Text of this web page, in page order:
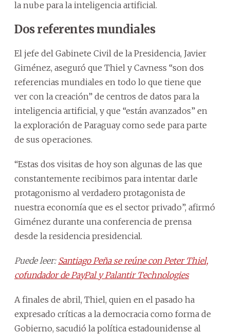
la nube para la inteligencia artificial.
Dos referentes mundiales
El jefe del Gabinete Civil de la Presidencia, Javier
Giménez, aseguró que Thiel y Cavness “son dos
referencias mundiales en todo lo que tiene que
ver con la creación” de centros de datos para la
inteligencia artificial, y que “están avanzados” en
la exploración de Paraguay como sede para parte
de sus operaciones.
“Estas dos visitas de hoy son algunas de las que
constantemente recibimos para intentar darle
protagonismo al verdadero protagonista de
nuestra economía que es el sector privado”, afirmó
Giménez durante una conferencia de prensa
desde la residencia presidencial.
Puede leer: Santiago Peña se reúne con Peter Thiel,
cofundador de PayPal y Palantir Technologies
A finales de abril, Thiel, quien en el pasado ha
expresado críticas a la democracia como forma de
Gobierno, sacudió la política estadounidense al